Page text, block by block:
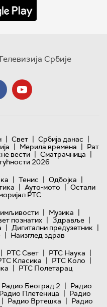
Србије
| Свет | Србија данас |
| Мерила времена | Рат
вести | Сматрачница |
2026
| Тенис | Одбојка |
| Ауто-мото | Остали
РТС
| Музика |
познатих | Здравље |
| Дигитални предузетник |
| Наизглед здрав
| РТС Свет | РТС Наука |
Класика | РТС Коло |
| РТС Полетарац
Радио Београд 2 | Радио
Радио Плетеница | Радио
| Радио Вртешка | Радио